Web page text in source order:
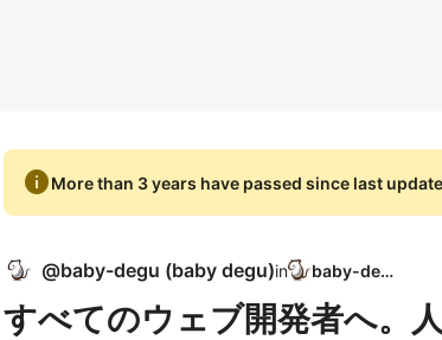
infoMore than 3 years have passed since last
@baby-degu (baby degu)in baby-degu
すべてのウェブ開発者へ。